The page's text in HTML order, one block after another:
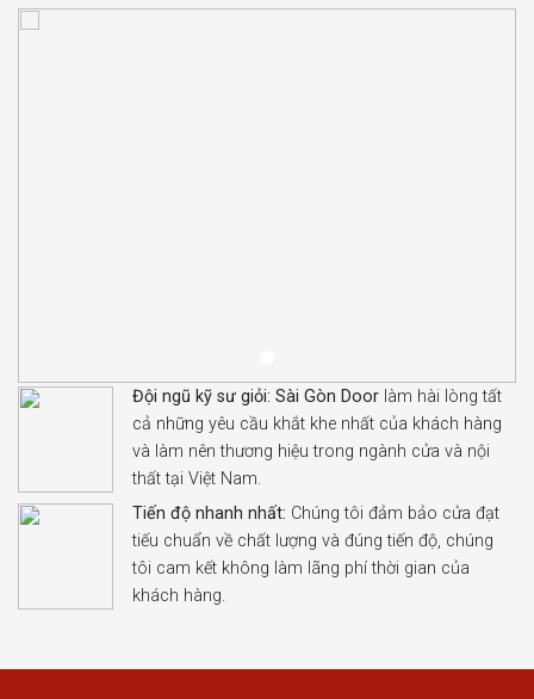
Đội ngũ kỹ sư giỏi: Sài Gòn Door làm hài lòng tất
cả những yêu cầu khắt khe nhất của khách hàng
và làm nên thương hiệu trong ngành cửa và nội
thất tại Việt Nam.
Tiến độ nhanh nhất: Chúng tôi đảm bảo cửa đạt
tiếu chuẩn về chất lượng và đúng tiến độ, chúng
tôi cam kết không làm lãng phí thời gian của
khách hàng.